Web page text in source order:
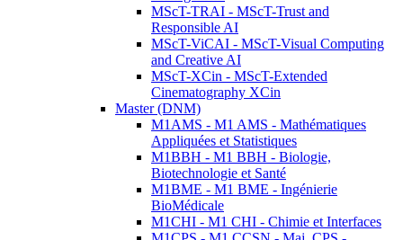
MScT-TRAI - MScT-Trust and
Responsible AI
MScT-ViCAI - MScT-Visual Computing
and Creative AI
MScT-XCin - MScT-Extended
Cinematography XCin
Master (DNM)
M1AMS - M1 AMS - Mathématiques
Appliquées et Statistiques
M1BBH - M1 BBH - Biologie,
Biotechnologie et Santé
M1BME - M1 BME - Ingénierie
BioMédicale
M1CHI - M1 CHI - Chimie et Interfaces